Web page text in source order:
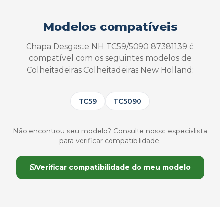
Modelos compatíveis
Chapa Desgaste NH TC59/5090 87381139 é
compatível com os seguintes modelos de
Colheitadeiras Colheitadeiras New Holland:
TC59 TC5090
Não encontrou seu modelo? Consulte nosso especialista
para verificar compatibilidade.
Verificar compatibilidade do meu modelo